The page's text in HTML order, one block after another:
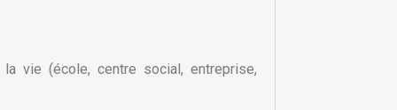
vie (école, centre social, entreprise,